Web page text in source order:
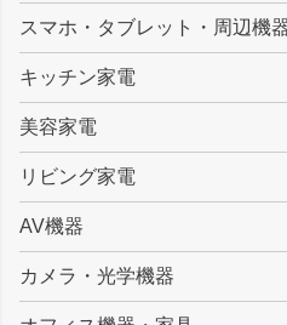
スマホ・タブレット・周辺機
キッチン家電
美容家電
リビング家電
AV機器
カメラ・光学機器